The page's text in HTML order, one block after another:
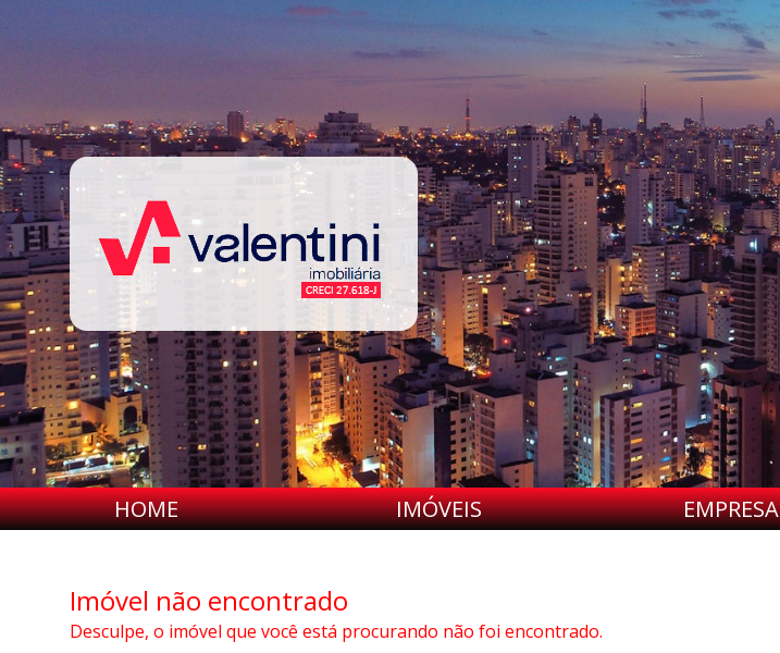
HOME IMÓVEIS EMPRESA
Imóvel não encontrado
Desculpe, o imóvel que você está procurando não foi encontrado.